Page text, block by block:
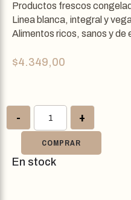
Productos frescos
Linea blanca, integral y
Alimentos ricos, sanos y
$4.349,00
- +
COMPRAR
En stock